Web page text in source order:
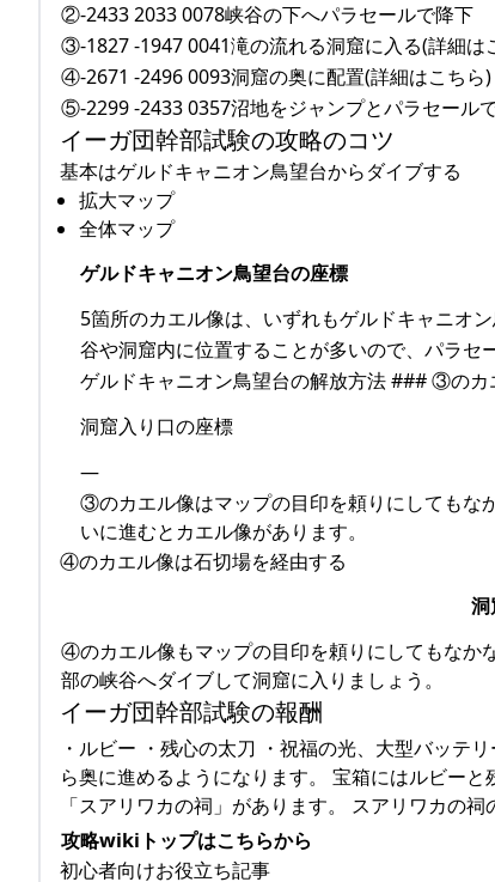
②-2433 2033 0078峡谷の下へパラセールで降下
③-1827 -1947 0041滝の流れる洞窟に入る(詳細は
④-2671 -2496 0093洞窟の奥に配置(詳細はこちら)
⑤-2299 -2433 0357沼地をジャンプとパラセール
イーガ団幹部試験の攻略のコツ
基本はゲルドキャニオン鳥望台からダイブする
拡大マップ
全体マップ
ゲルドキャニオン鳥望台の座標
5箇所のカエル像は、いずれもゲルドキャニオ
谷や洞窟内に位置することが多いので、パラセ
ゲルドキャニオン鳥望台の解放方法 ### ③のカ
洞窟入り口の座標
—
③のカエル像はマップの目印を頼りにしてもな
いに進むとカエル像があります。
④のカエル像は石切場を経由する
洞
④のカエル像もマップの目印を頼りにしてもなか
部の峡谷へダイブして洞窟に入りましょう。
イーガ団幹部試験の報酬
・ルビー ・残心の太刀 ・祝福の光、大型バッテ
ら奥に進めるようになります。 宝箱にはルビー
「スアリワカの祠」があります。 スアリワカの
攻略wikiトップはこちらから
初心者向けお役立ち記事